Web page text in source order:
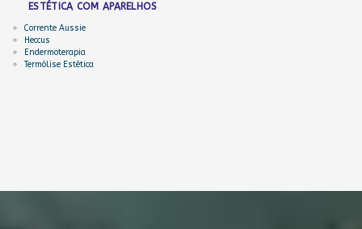
ESTÉTICA COM APARELHOS
Corrente Aussie
Heccus
Endermoterapia
Termólise Estética